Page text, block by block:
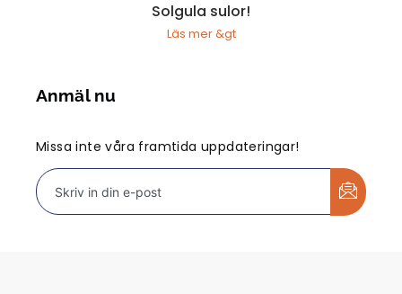
Solgula sulor!
Läs mer &gt
Anmäl nu
Missa inte våra framtida uppdateringar!